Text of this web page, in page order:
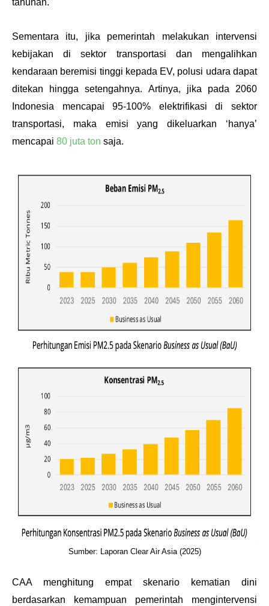
tahunan.
Sementara itu, jika pemerintah melakukan intervensi
kebijakan di sektor transportasi dan mengalihkan
kendaraan beremisi tinggi kepada EV, polusi udara dapat
ditekan hingga setengahnya. Artinya, jika pada 2060
Indonesia mencapai 95-100% elektrifikasi di sektor
transportasi, maka emisi yang dikeluarkan ‘hanya’
mencapai 80 juta ton saja.
Sumber: Laporan Clear Air Asia (2025)
CAA menghitung empat skenario kematian dini
berdasarkan kemampuan pemerintah mengintervensi